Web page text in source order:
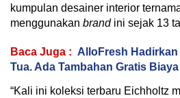
kumpulan desainer interior
menggunakan brandini sejak 13
Baca Juga : AlloFresh Hadirkan
Tua. Ada Tambahan Gratis
“Kali ini koleksi terbaru Eichholtz